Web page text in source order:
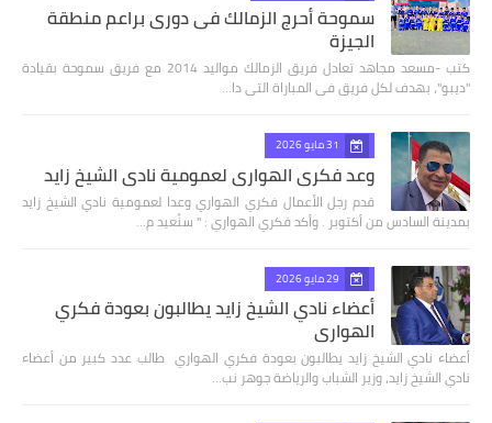
سموحة أحرج الزمالك فى دورى براعم منطقة
الجيزة
كتب -مسعد مجاهد تعادل فريق الزمالك مواليد 2014 مع فريق سموحة بقيادة
"ديبو"، بهدف لكل فريق فى المباراة التى دا…
31 مايو 2026
وعد فكري الهواري لعمومية نادي الشيخ زايد
قدم رجل الأعمال فكري الهواري وعدا لعمومية نادي الشيخ زايد
بمدينة السادس من أكتوبر . وأكد فكري الهواري : " سنُعيد م…
29 مايو 2026
أعضاء نادي الشيخ زايد يطالبون بعودة فكري
الهواري
أعضاء نادي الشيخ زايد يطالبون بعودة فكري الهواري طالب عدد كبير من أعضاء
نادي الشيخ زايد، وزير الشباب والرياضة جوهر نب…